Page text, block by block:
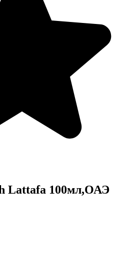
Lattafa 100мл,ОАЭ